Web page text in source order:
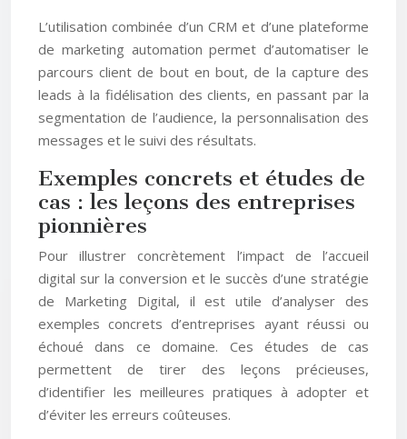
L’utilisation combinée d’un CRM et d’une plateforme
de marketing automation permet d’automatiser le
parcours client de bout en bout, de la capture des
leads à la fidélisation des clients, en passant par la
segmentation de l’audience, la personnalisation des
messages et le suivi des résultats.
Exemples concrets et études de
cas : les leçons des entreprises
pionnières
Pour illustrer concrètement l’impact de l’accueil
digital sur la conversion et le succès d’une stratégie
de Marketing Digital, il est utile d’analyser des
exemples concrets d’entreprises ayant réussi ou
échoué dans ce domaine. Ces études de cas
permettent de tirer des leçons précieuses,
d’identifier les meilleures pratiques à adopter et
d’éviter les erreurs coûteuses.